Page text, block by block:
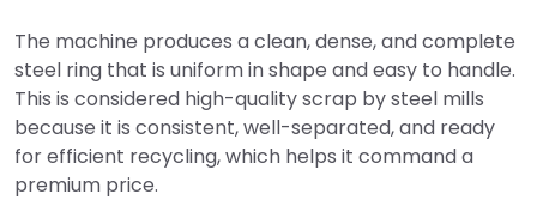
The machine produces a clean, dense, and complete
steel ring that is uniform in shape and easy to handle.
This is considered high-quality scrap by steel mills
because it is consistent, well-separated, and ready
for efficient recycling, which helps it command a
premium price.